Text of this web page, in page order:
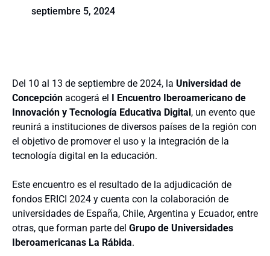
septiembre 5, 2024
Del 10 al 13 de septiembre de 2024, la Universidad de
Concepción acogerá el I Encuentro Iberoamericano de
Innovación y Tecnología Educativa Digital, un evento que
reunirá a instituciones de diversos países de la región con
el objetivo de promover el uso y la integración de la
tecnología digital en la educación.
Este encuentro es el resultado de la adjudicación de
fondos ERICI 2024 y cuenta con la colaboración de
universidades de España, Chile, Argentina y Ecuador, entre
otras, que forman parte del Grupo de Universidades
Iberoamericanas La Rábida.